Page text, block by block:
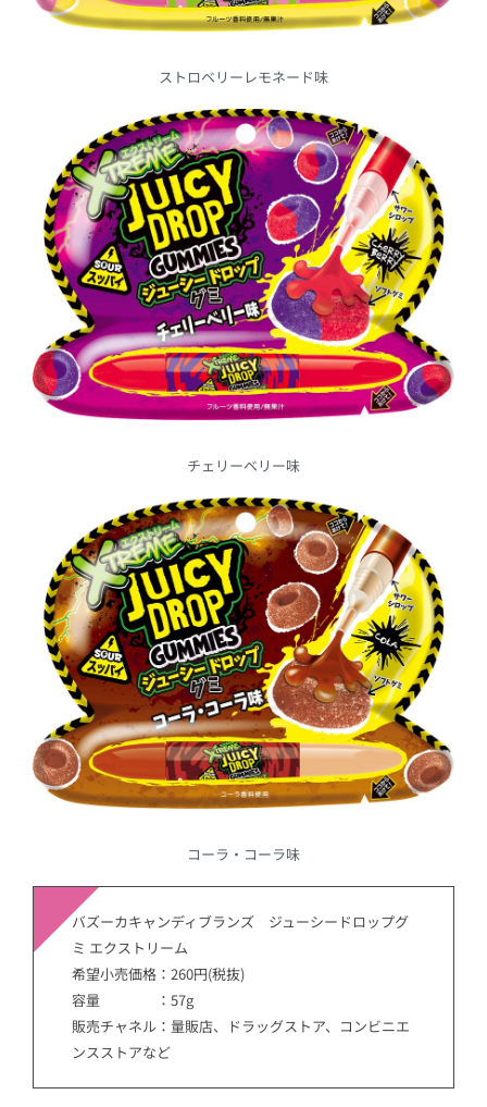
ストロベリーレモネード味
チェリーベリー味
コーラ・コーラ味
バズーカキャンディブランズ ジューシードロップグ
ミ エクストリーム
希望小売価格：260円(税抜)
容量 ：57g
販売チャネル：量販店、ドラッグストア、コンビニエ
ンスストアなど